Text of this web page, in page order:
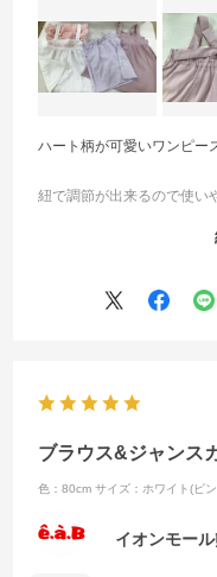
ハート柄が可愛いワンピー
紐で調節が出来るので使い
シャツとワンピースは取
シャツにはデニムやスカ
ブラウス&ジャンス
色：80cm サイズ：ホワイト(ピ
イオンモー